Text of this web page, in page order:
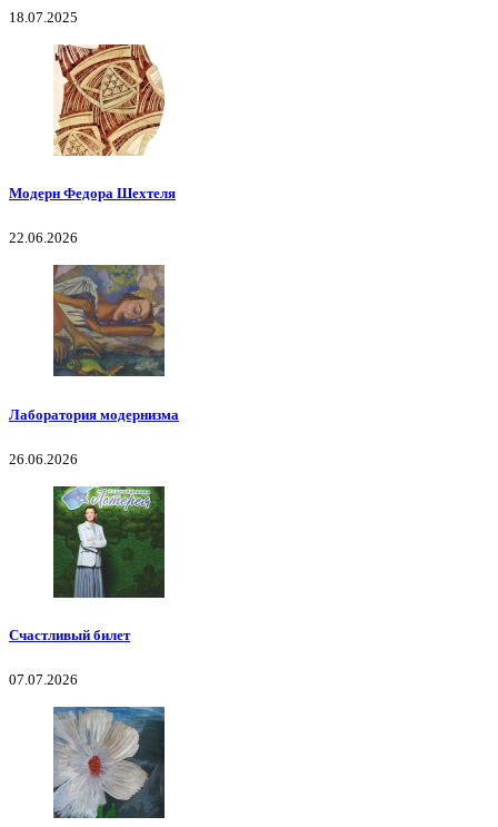
18.07.2025
Модерн Федора Шехтеля
22.06.2026
Лаборатория модернизма
26.06.2026
Счастливый билет
07.07.2026